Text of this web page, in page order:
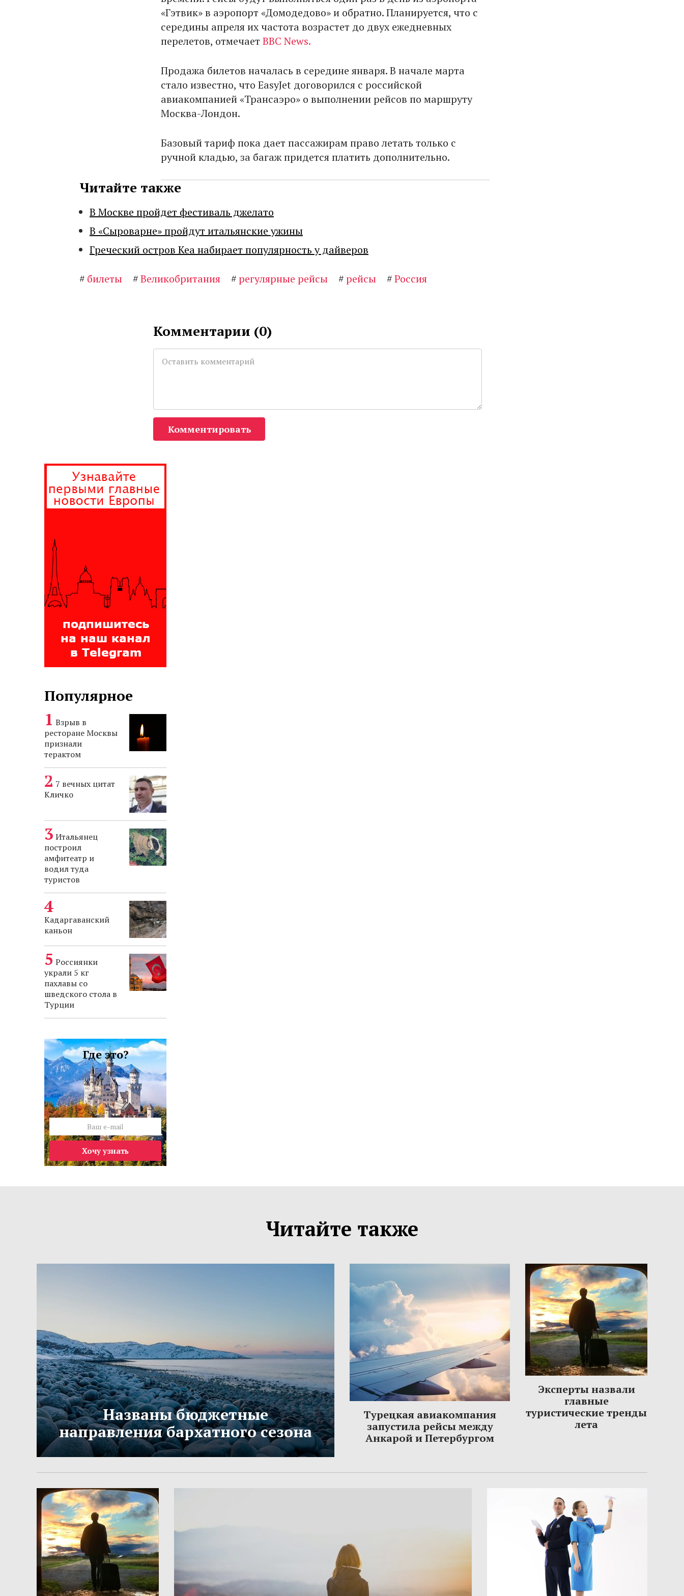
«Гэтвик» в аэропорт «Домодедово» и обратно. Планируется, что с
середины апреля их частота возрастет до двух ежедневных
перелетов, отмечает BBC News.
Продажа билетов началась в середине января. В начале марта
стало известно, что ЕasyJet договорился с российской
авиакомпанией «Трансаэро» о выполнении рейсов по маршруту
Москва-Лондон.
Базовый тариф пока дает пассажирам право летать только с
ручной кладью, за багаж придется платить дополнительно.
Читайте также
В Москве пройдет фестиваль джелато
В «Сыроварне» пройдут итальянские ужины
Греческий остров Кеа набирает популярность у дайверов
# билеты #Великобритания #регулярные рейсы #рейсы #Россия
Комментарии (0)
Комментировать
Популярное
Взрыв в
ресторане Москвы
признали
терактом
7 вечных цитат
Кличко
Итальянец
построил
амфитеатр и
водил туда
туристов
Кадаргаванский
каньон
Россиянки
украли 5 кг
пахлавы со
шведского стола в
Турции
Где это?
Хочу узнать
Читайте также
Названы бюджетные
направления бархатного сезона
Турецкая авиакомпания
запустила рейсы между
Анкарой и Петербургом
Эксперты назвали
главные
туристические тренды
лета